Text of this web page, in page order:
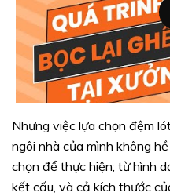
Nhưng việc lựa chọn đệm
ngôi nhà của mình không
chọn để thực hiện; từ hình
kết cấu, và cả kích thước